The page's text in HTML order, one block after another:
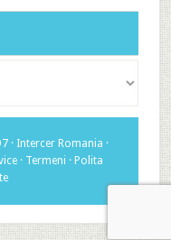
· Intercer Romania ·
· Termeni · Polita